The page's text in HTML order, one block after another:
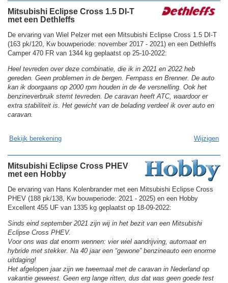
Mitsubishi Eclipse Cross 1.5 DI-T
met een Dethleffs
De ervaring van Wiel Pelzer met een Mitsubishi Eclipse Cross 1.5 DI-T
(163 pk/120, Kw bouwperiode: november 2017 - 2021) en een Dethleffs
Camper 470 FR van 1344 kg geplaatst op 25-10-2022:
Heel tevreden over deze combinatie, die ik in 2021 en 2022 heb
gereden. Geen problemen in de bergen. Fernpass en Brenner. De auto
kan ik doorgaans op 2000 rpm houden in de 4e versnelling. Ook het
benzineverbruik stemt tevreden. De caravan heeft ATC, waardoor er
extra stabiliteit is. Het gewicht van de belading verdeel ik over auto en
caravan.
Bekijk berekening Wijzigen
Mitsubishi Eclipse Cross PHEV
met een Hobby
De ervaring van Hans Kolenbrander met een Mitsubishi Eclipse Cross
PHEV (188 pk/138, Kw bouwperiode: 2021 - 2025) en een Hobby
Excellent 455 UF van 1335 kg geplaatst op 18-09-2022:
Sinds eind september 2021 zijn wij in het bezit van een Mitsubishi
Eclipse Cross PHEV.
Voor ons was dat enorm wennen: vier wiel aandrijving, automaat en
hybride met stekker. Na 40 jaar een “gewone” benzineauto een enorme
uitdaging!
Het afgelopen jaar zijn we tweemaal met de caravan in Nederland op
vakantie geweest. Geen erg lange ritten, dus dat was geen goede test